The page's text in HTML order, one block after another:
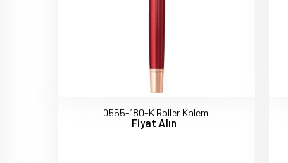
0555-180-K Roller Kalem
Fiyat Alın